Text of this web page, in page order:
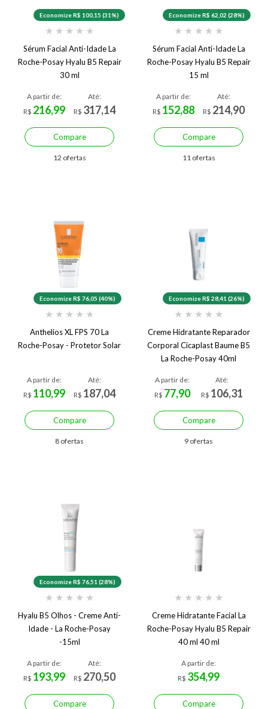
Economize R$ 100,15 (31%)
★ ★ ★ ★ ★
Sérum Facial Anti-Idade La
Roche-Posay Hyalu B5 Repair
30 ml
A partir de:
R$ 216,99
Até:
R$ 317,14
Compare
12 ofertas
Economize R$ 62,02 (28%)
★ ★ ★ ★ ★
Sérum Facial Anti-Idade La
Roche-Posay Hyalu B5 Repair
15 ml
A partir de:
R$ 152,88
Até:
R$ 214,90
Compare
11 ofertas
Economize R$ 76,05 (40%)
★ ★ ★ ★ ★
Anthelios XL FPS 70 La
Roche-Posay - Protetor Solar
A partir de:
R$ 110,99
Até:
R$ 187,04
Compare
8 ofertas
Economize R$ 28,41 (26%)
★ ★ ★ ★ ★
Creme Hidratante Reparador
Corporal Cicaplast Baume B5
La Roche-Posay 40ml
A partir de:
R$ 77,90
Até:
R$ 106,31
Compare
9 ofertas
Economize R$ 76,51 (28%)
★ ★ ★ ★ ★
Hyalu B5 Olhos - Creme Anti-
Idade - La Roche-Posay
-15ml
A partir de:
R$ 193,99
Até:
R$ 270,50
Compare
★ ★ ★ ★ ★
Creme Hidratante Facial La
Roche-Posay Hyalu B5 Repair
40 ml 40 ml
A partir de:
R$ 354,99
Compare